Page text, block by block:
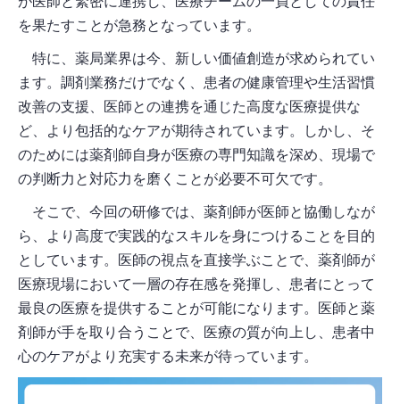
を果たすことが急務となっています。
特に、薬局業界は今、新しい価値創造が求められてい
ます。調剤業務だけでなく、患者の健康管理や生活習慣
改善の支援、医師との連携を通じた高度な医療提供な
ど、より包括的なケアが期待されています。しかし、そ
のためには薬剤師自身が医療の専門知識を深め、現場で
の判断力と対応力を磨くことが必要不可欠です。
そこで、今回の研修では、薬剤師が医師と協働しなが
ら、より高度で実践的なスキルを身につけることを目的
としています。医師の視点を直接学ぶことで、薬剤師が
医療現場において一層の存在感を発揮し、患者にとって
最良の医療を提供することが可能になります。医師と薬
剤師が手を取り合うことで、医療の質が向上し、患者中
心のケアがより充実する未来が待っています。